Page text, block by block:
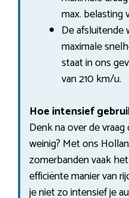
max. belasting
De afsluitende
maximale
staat in ons
van 210 km/u.
Hoe intensief
Denk na over de
weinig? Met ons
zomerbanden vaak
efficiënte manier van
je niet zo intensief je